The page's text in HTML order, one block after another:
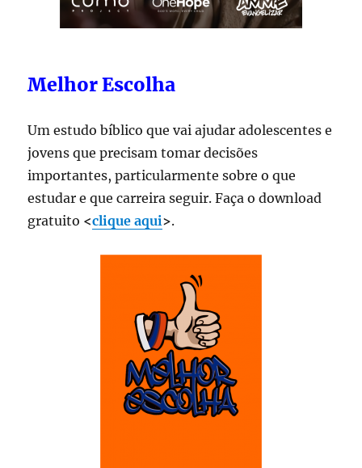
Melhor Escolha
Um estudo bíblico que vai ajudar adolescentes e
jovens que precisam tomar decisões
importantes, particularmente sobre o que
estudar e que carreira seguir. Faça o download
gratuito <clique aqui>.